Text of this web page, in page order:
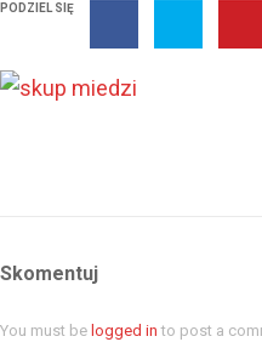
PODZIEL SIĘ
Skomentuj
You must be logged in to post a